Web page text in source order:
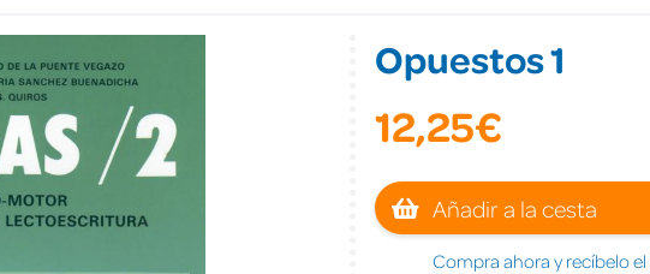
Opuestos 1
12,25€
Añadir a la cesta
Compra ahora y recíbelo el